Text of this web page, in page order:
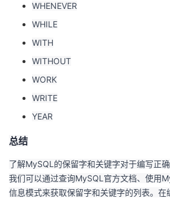
WHENEVER
WHILE
WITH
WITHOUT
WORK
WRITE
YEAR
总结
了解MySQL的保留字和关键字对于编写正
我们可以通过查询MySQL官方文档、使用
信息模式来获取保留字和关键字的列表。在